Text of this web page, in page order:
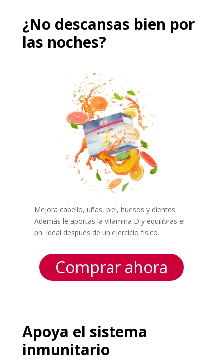
¿No descansas bien por
las noches?
Mejora cabello, uñas, piel, huesos y dientes.
Además le aportas la vitamina D y equilibras el
ph. Ideal después de un ejercicio físico.
Comprar ahora
Apoya el sistema
inmunitario